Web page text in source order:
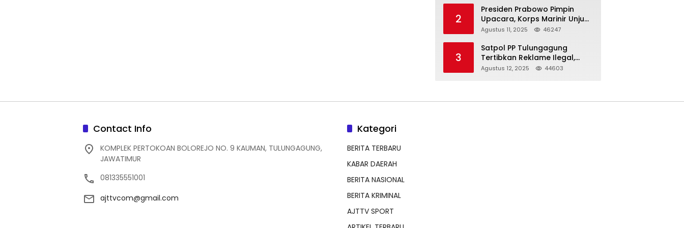
2
Presiden Prabowo Pimpin
Upacara, Korps Marinir Unjuk
Kekuatan dan Resmikan
Agustus 11, 2025 46247
3
Satpol PP Tulungagung
Tertibkan Reklame Ilegal,
Wujudkan Kota yang Rapi
Agustus 12, 2025 44603
Contact Info
KOMPLEK PERTOKOAN BOLOREJO NO. 9 KAUMAN, TULUNGAGUNG,
JAWATIMUR
081335551001
ajttvcom@gmail.com
Kategori
BERITA TERBARU
KABAR DAERAH
BERITA NASIONAL
BERITA KRIMINAL
AJTTV SPORT